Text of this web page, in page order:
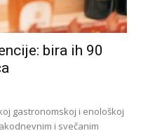
bira ih 90
gastronomskoj i enološkoj
i svečanim